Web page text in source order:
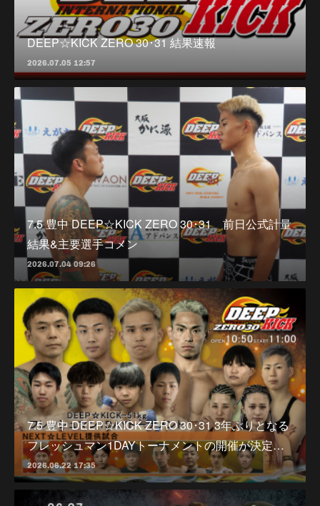
DEEP☆KICK ZERO 30･31 結果速報
2026.07.05 12:57
7.5 豊中 DEEP☆KICK ZERO 30･31 前日公式計量
結果&主要選手コメン
2026.07.04 09:26
7.5 豊中 DEEP☆KICK ZERO 30･31 3年ぶりとなる
フレッシュマン1DAYトーナメントの開催が決定…
2026.06.22 17:35